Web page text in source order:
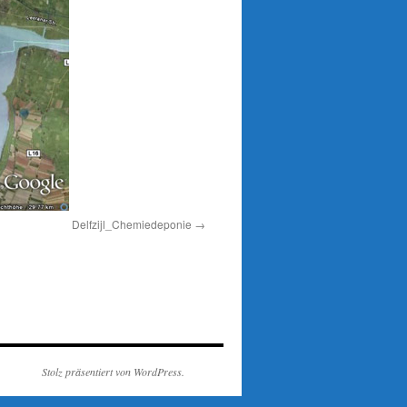
Delfzijl_Chemiedeponie
Stolz präsentiert von WordPress.